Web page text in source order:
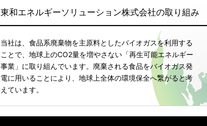
東和エネルギーソリューション株式会社の取り組み
当社は、食品系廃棄物を主原料としたバイオガスを利用する
ことで、地球上のCO2量を増やさない「再生可能エネルギー
事業」に取り組んでいます。廃棄される食品をバイオガス発
電に用いることにより、地球上全体の環境保全へ繋がると考
えています。